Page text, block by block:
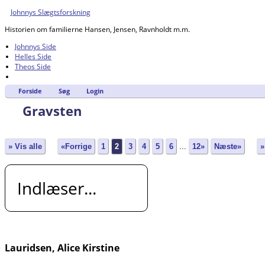
Johnnys Slægtsforskning
Historien om familierne Hansen, Jensen, Ravnholdt m.m.
Johnnys Side
Helles Side
Theos Side
Forside Søg Login
Gravsten
» Vis alle «Forrige 1 2 3 4 5 6 ... 12» Næste»
Indlæser...
Lauridsen, Alice Kirstine